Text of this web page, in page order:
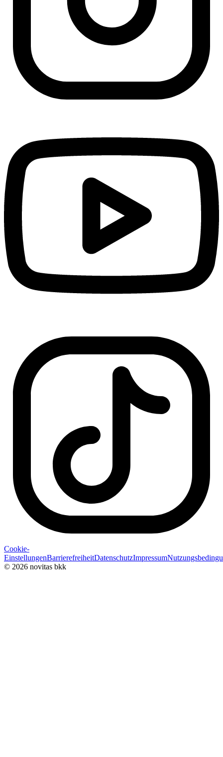
Cookie-
EinstellungenBarrierefreiheitDatenschutzImpressum
© 2026 novitas bkk